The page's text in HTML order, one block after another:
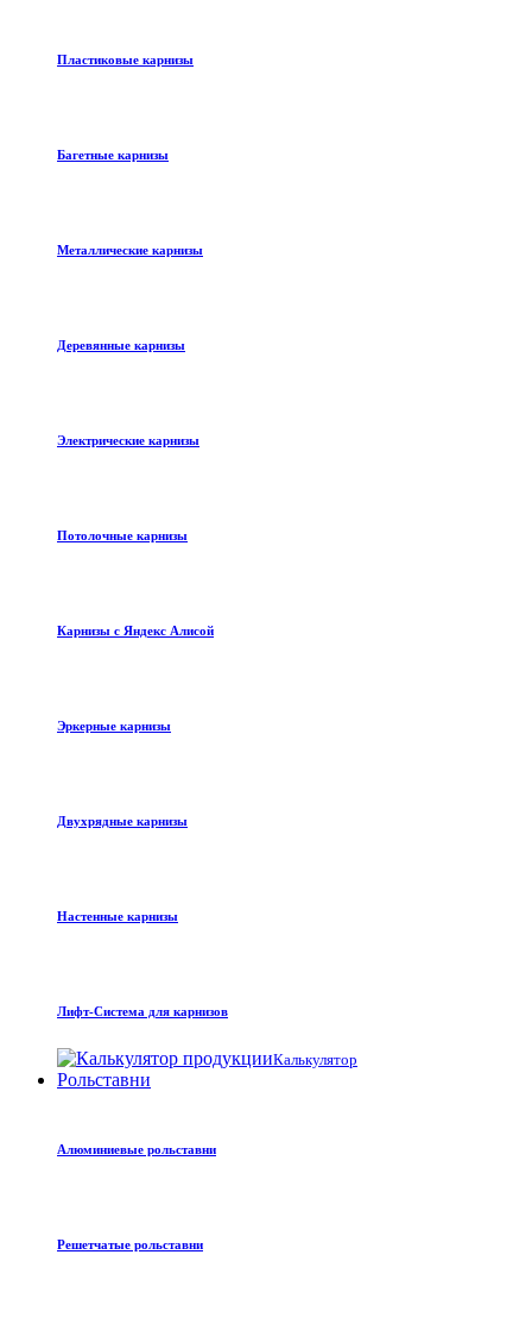
Пластиковые карнизы
Багетные карнизы
Металлические карнизы
Деревянные карнизы
Электрические карнизы
Потолочные карнизы
Карнизы с Яндекс Алисой
Эркерные карнизы
Двухрядные карнизы
Настенные карнизы
Лифт-Система для карнизов
Калькулятор
Рольставни
Алюминиевые рольставни
Решетчатые рольставни